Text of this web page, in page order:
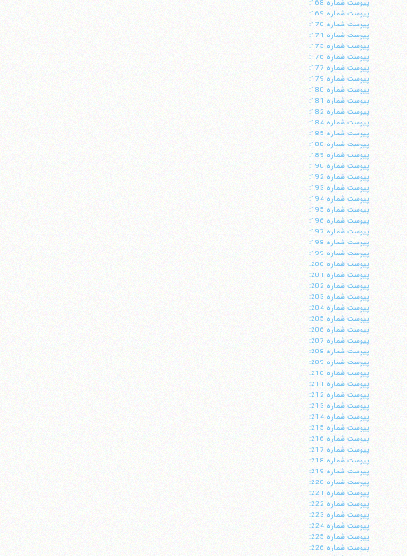
پيوست شماره 168:
پيوست شماره 169:
پيوست شماره 170:
پيوست شماره 171:
پيوست شماره 175:
پيوست شماره 176:
پيوست شماره 177:
پيوست شماره 179:
پيوست شماره 180:
پيوست شماره 181:
پيوست شماره 182:
پيوست شماره 184:
پيوست شماره 185:
پيوست شماره 188:
پيوست شماره 189:
پيوست شماره 190:
پيوست شماره 192:
پيوست شماره 193:
پيوست شماره 194:
پيوست شماره 195:
پيوست شماره 196:
پيوست شماره 197:
پيوست شماره 198:
پيوست شماره 199:
پيوست شماره 200:
پيوست شماره 201:
پيوست شماره 202:
پيوست شماره 203:
پيوست شماره 204:
پيوست شماره 205:
پيوست شماره 206:
پيوست شماره 207:
پيوست شماره 208:
پيوست شماره 209:
پيوست شماره 210:
پيوست شماره 211:
پيوست شماره 212:
پيوست شماره 213:
پيوست شماره 214:
پيوست شماره 215:
پيوست شماره 216:
پيوست شماره 217:
پيوست شماره 218:
پيوست شماره 219:
پيوست شماره 220:
پيوست شماره 221:
پيوست شماره 222:
پيوست شماره 223:
پيوست شماره 224:
پيوست شماره 225:
پيوست شماره 226: